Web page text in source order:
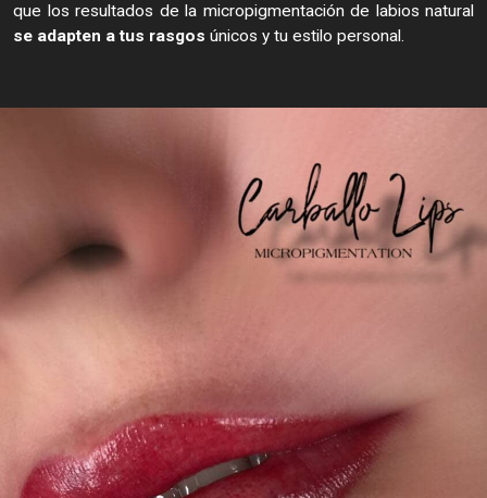
que los resultados de la micropigmentación de labios natural
se adapten a tus rasgos únicos y tu estilo personal.